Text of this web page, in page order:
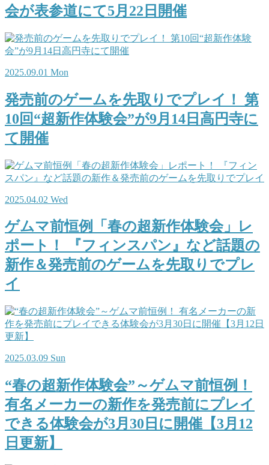
会が表参道にて5月22日開催
2025.09.01 Mon
発売前のゲームを先取りでプレイ！ 第
10回“超新作体験会”が9月14日高円寺に
て開催
2025.04.02 Wed
ゲムマ前恒例「春の超新作体験会」レ
ポート！ 『フィンスパン』など話題の
新作＆発売前のゲームを先取りでプレ
イ
2025.03.09 Sun
“春の超新作体験会”～ゲムマ前恒例！
有名メーカーの新作を発売前にプレイ
できる体験会が3月30日に開催【3月12
日更新】